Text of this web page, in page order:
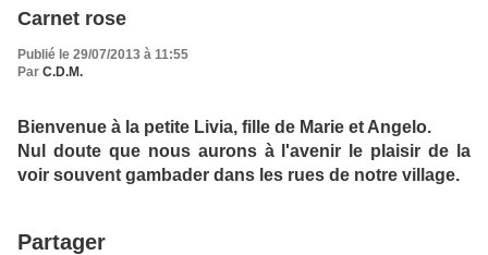
Carnet rose
Publié le 29/07/2013 à 11:55
Par C.D.M.
Bienvenue à la petite Livia, fille de Marie et Angelo.
Nul doute que nous aurons à l'avenir le plaisir de la
voir souvent gambader dans les rues de notre village.
Partager